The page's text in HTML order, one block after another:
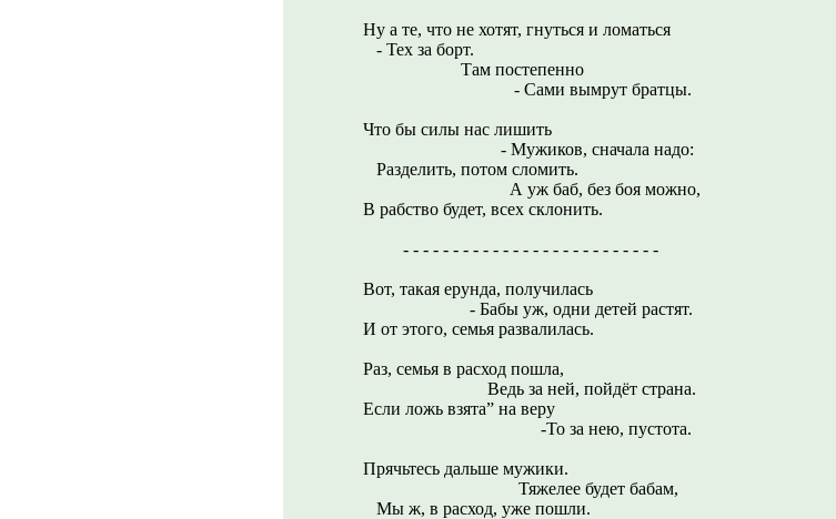
Ну а те, что не хотят, гнуться и ломаться
- Тех за борт.
Там постепенно
- Сами вымрут братцы.
Что бы силы нас лишить
- Мужиков, сначала надо:
Разделить, потом сломить.
А уж баб, без боя можно,
В рабство будет, всех склонить.
- - - - - - - - - - - - - - - - - - - - - - - - - -
Вот, такая ерунда, получилась
- Бабы уж, одни детей растят.
И от этого, семья развалилась.
Раз, семья в расход пошла,
Ведь за ней, пойдёт страна.
Если ложь взята” на веру
-То за нею, пустота.
Прячьтесь дальше мужики.
Тяжелее будет бабам,
Мы ж, в расход, уже пошли.